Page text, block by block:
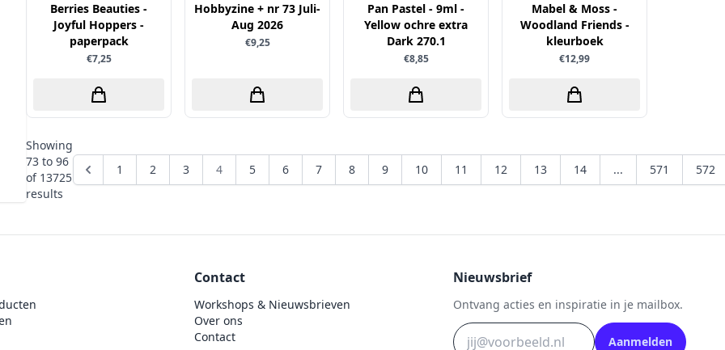
Berries Beauties -
Joyful Hoppers -
paperpack
€7,25
Hobbyzine + nr 73 Juli-
Aug 2026
€9,25
Pan Pastel - 9ml -
Yellow ochre extra
Dark 270.1
€8,85
Mabel & Moss -
Woodland Friends -
kleurboek
€12,99
Showing
73 to 96
of 13725
results
1 2 3 4 5 6 7 8 9 10 11 12 13 14 ... 571 572
Contact
Workshops & Nieuwsbrieven
Over ons
Contact
Nieuwsbrief
Ontvang acties en inspiratie in je mailbox.
Aanmelden